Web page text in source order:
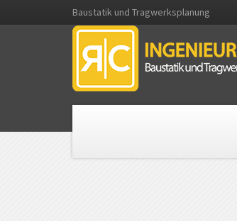
Baustatik und Tragwerksplanung